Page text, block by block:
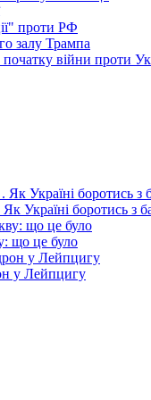
проти РФ
залу Трампа
початку війни проти
Україні боротись з
що це було
у Лейпцигу